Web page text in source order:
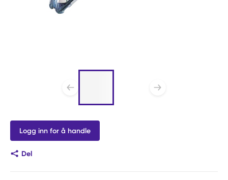
Forrige lysbilde
Logg inn for å handle
Del